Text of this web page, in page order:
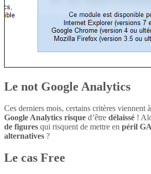
Le not Google Analytics
Ces derniers mois, certains critères viennent
Google Analytics risque d’être délaissé !
de figures qui risquent de mettre en péril GA
alternatives ?
Le cas Free